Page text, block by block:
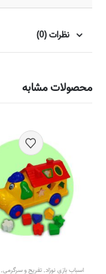
نظرات (0)
محصولات مشابه
اسباب بازی نوزاد, تفریح و سرگرمی,